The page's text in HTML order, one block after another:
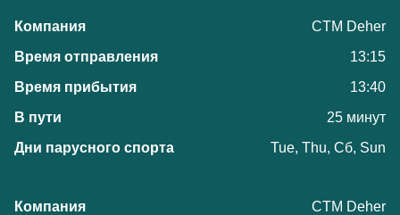
CTM Deher
13:15
13:40
25 минут
Tue, Thu, Сб, Sun
CTM Deher